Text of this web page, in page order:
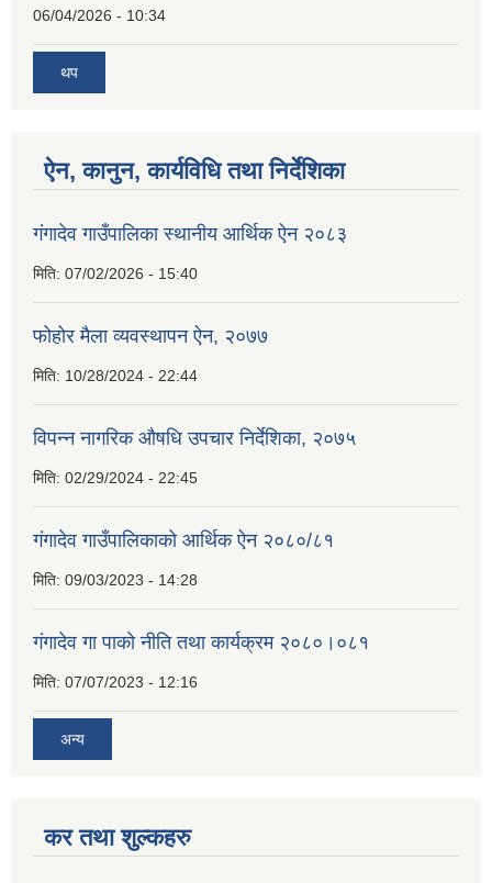
06/04/2026 - 10:34
थप
ऐन, कानुन, कार्यविधि तथा निर्देशिका
गंगादेव गाउँपालिका स्थानीय आर्थिक ऐन २०८३
मिति: 07/02/2026 - 15:40
फोहोर मैला व्यवस्थापन ऐन, २०७७
मिति: 10/28/2024 - 22:44
विपन्न नागरिक औषधि उपचार निर्देशिका, २०७५
मिति: 02/29/2024 - 22:45
गंगादेव गाउँपालिकाको आर्थिक ऐन २०८०/८१
मिति: 09/03/2023 - 14:28
गंगादेव गा पाको नीति तथा कार्यक्रम २०८०।०८१
मिति: 07/07/2023 - 12:16
अन्य
कर तथा शुल्कहरु